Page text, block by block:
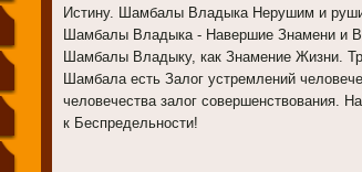
Истину. Шамбалы Владыка Нерушим и
Шамбалы Владыка - Навершие Знамени и
Шамбалы Владыку, как Знамение Жизни.
Шамбала есть Залог устремлений
человечества залог совершенствования.
к Беспредельности!